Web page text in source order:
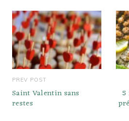
PREV POST
Saint Valentin sans
restes